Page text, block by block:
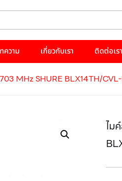
ความ เกี่ยวกับเรา ติดต่อเรา
MHz SHURE BLX14TH/
ไม